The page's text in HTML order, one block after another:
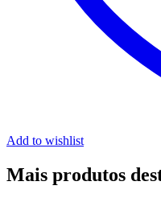
Add to wishlist
Mais produtos